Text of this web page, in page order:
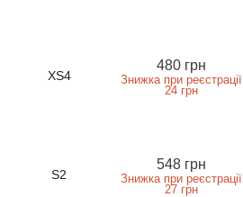
XS4
480 грн
Знижка при реєстрації
24 грн
S2
548 грн
Знижка при реєстрації
27 грн